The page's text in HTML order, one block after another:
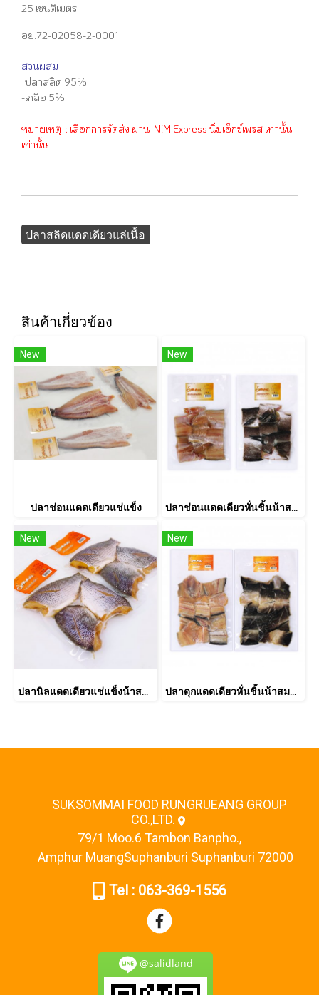
25 เซนติเมตร
อย.72-02058-2-0001
ส่วนผสม
-ปลาสลิด 95%
-เกลือ 5%
หมายเหตุ : เลือกการจัดส่ง ผ่าน NiM Express นิ่มเอ็กซ์เพรส เท่านั้น
เท่านั้น
ปลาสลิดแดดเดียวแล่เนื้อ
สินค้าเกี่ยวข้อง
New
ปลาช่อนแดดเดียวแช่แข็ง
New
ปลาช่อนแดดเดียวหั่นชิ้นน้าสมหมาย 1กก.
New
ปลานิลแดดเดียวแช่แข็งน้าสมหมาย 1กิโล
New
ปลาดุกแดดเดียวหั่นชิ้นน้าสมหมาย 1กก.
SUKSOMMAI FOOD RUNGRUEANG GROUP
CO.,LTD.
79/1 Moo.6 Tambon Banpho.,
Amphur MuangSuphanburi Suphanburi 72000
Tel : 063-369-1556
@salidland